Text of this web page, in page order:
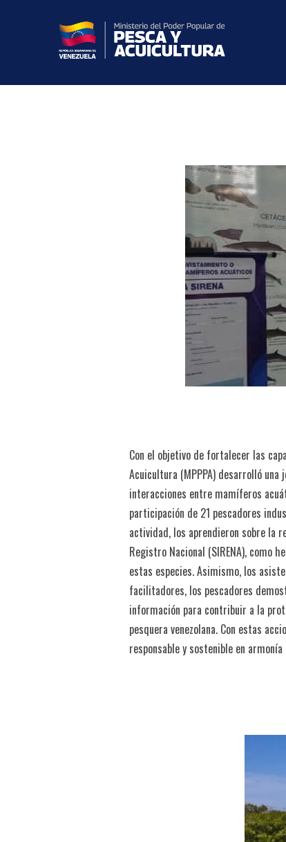
Con el objetivo de fortalecer las
Acuicultura (MPPPA) desarrolló
interacciones entre mamíferos
participación de 21 pescadores
actividad, los aprendieron sobre la
Registro Nacional (SIRENA), como
estas especies. Asimismo, los
facilitadores, los pescadores
información para contribuir a la
pesquera venezolana. Con estas
responsable y sostenible en